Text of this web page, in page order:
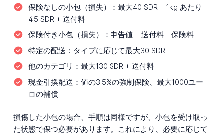
保険なしの小包（損失）： 最大40 SDR + 1kg あたり
4.5 SDR + 送付料
保険付き小包（損失）： 申告値 + 送付料 - 保険料
特定の配送： タイプに応じて最大30 SDR
他のカテゴリ： 最大130 SDR + 送付料
現金引換配送： 値の3.5%の強制保険、最大1000ユー
ロの補償
損傷した小包の場合、手順は同様ですが、小包を受け取っ
た状態で保つ必要があります。これにより、必要に応じて